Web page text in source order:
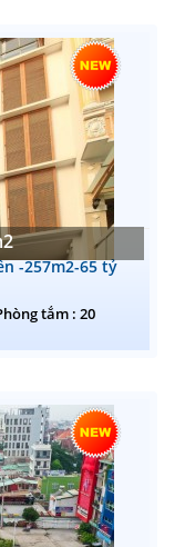
-257m2-65 tỷ
tắm : 20